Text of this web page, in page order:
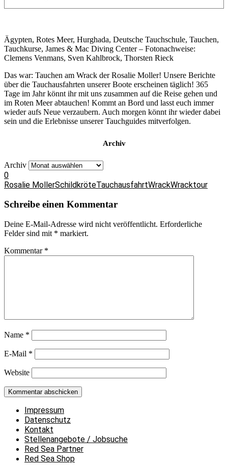
Ägypten, Rotes Meer, Hurghada, Deutsche Tauchschule, Tauchen,
Tauchkurse, James & Mac Diving Center – Fotonachweise:
Clemens Venmans, Sven Kahlbrock, Thorsten Rieck
Das war: Tauchen am Wrack der Rosalie Moller! Unsere Berichte
über die Tauchausfahrten unserer Boote erscheinen täglich! 365
Tage im Jahr könnt ihr mit uns zusammen auf die Reise gehen und
im Roten Meer abtauchen! Kommt an Bord und lasst euch immer
wieder aufs Neue verzaubern. Auch morgen könnt ihr wieder dabei
sein und die Erlebnisse unserer Tauchguides mitverfolgen.
Archiv
Archiv
0
Rosalie MollerSchildkröteTauchausfahrtWrackWracktour
Schreibe einen Kommentar
Deine E-Mail-Adresse wird nicht veröffentlicht. Erforderliche
Felder sind mit * markiert.
Kommentar *
Name *
E-Mail *
Website
Impressum
Datenschutz
Kontakt
Stellenangebote / Jobsuche
Red Sea Partner
Red Sea Shop